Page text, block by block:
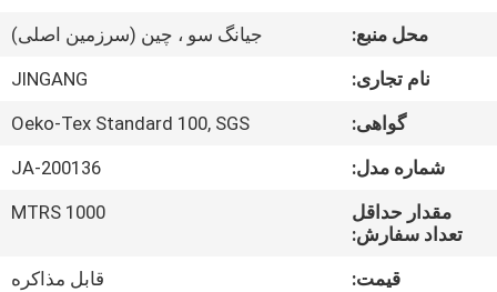
درباره
کارخانه
کنترل
محل منبع:
جیانگ سو ، چین (سرزمین اصلی)
نام تجاری:
JINGANG
گواهی:
Oeko-Tex Standard 100, SGS
شماره مدل:
JA-200136
مقدار حداقل
تعداد سفارش:
1000 MTRS
قیمت:
قابل مذاکره